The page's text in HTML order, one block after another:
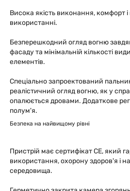
Висока якість виконання, комфорт і
використанні.
Безперешкодний огляд вогню
фасаду та мінімальній кількості
елементів.
Спеціально запроектований
реалістичний огляд вогню, як у
опалюється дровами. Додаткове
полум'я.
Безпека на найвищому рівні
Пристрій має сертифікат СЕ, який
використання, охорону здоров'я і
середовища.